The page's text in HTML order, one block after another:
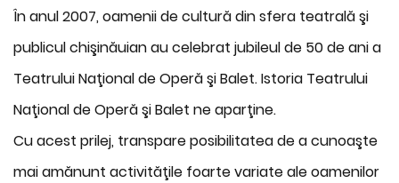
În anul 2007, oamenii de cultură din sfera teatrală şi
publicul chişinăuian au celebrat jubileul de 50 de ani a
Teatrului Naţional de Operă şi Balet. Istoria Teatrului
Naţional de Operă şi Balet ne aparţine.
Cu acest prilej, transpare posibilitatea de a cunoaşte
mai amănunt activităţile foarte variate ale oamenilor